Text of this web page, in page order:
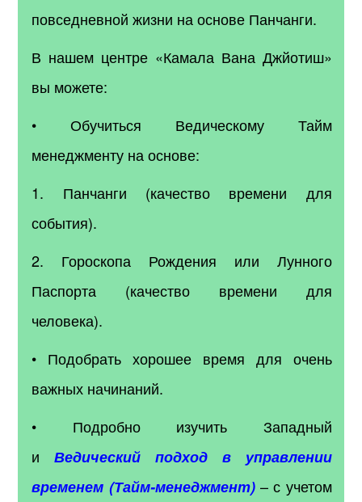
повседневной жизни на основе Панчанги.
В нашем центре «Камала Вана Джйотиш»
вы можете:
• Обучиться Ведическому Тайм
менеджменту на основе:
1. Панчанги (качество времени для
события).
2. Гороскопа Рождения или Лунного
Паспорта (качество времени для
человека).
• Подобрать хорошее время для очень
важных начинаний.
• Подробно изучить Западный
иВедический подход в управлении
временем (Тайм-менеджмент)– с учетом